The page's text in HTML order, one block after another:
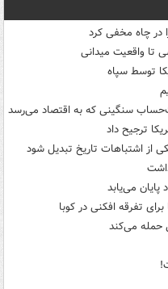
چاه مخفی کرد
تا واقعیت میدانی
توسط سپاه
سنگینی که به اقتصاد می‌رسد
ترجیح داد
از اشتباهات تاریخ تبدیل شود
می‌یابد
تفرقه افکنی در کوبا